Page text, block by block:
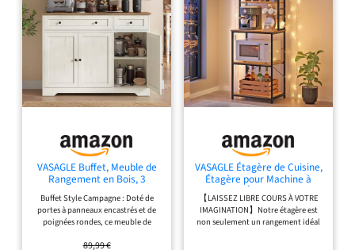
VASAGLE Buffet, Meuble de
Rangement en Bois, 3
Portes et 2 Tiroirs, 106.8 x
40 x 80 cm, Blanc Nuage,
Bahut pour Salon, Salle à
Manger et Entrée, Collection
Siren LSC531WJ01
Buffet Style Campagne : Doté de
portes à panneaux encastrés et de
poignées rondes, ce meuble de
rustique élégante à votre intérieur
89,99 €
VASAGLE Étagère de Cuisine,
Étagère pour Machine à
Café, 6 Étagères et 6
Crochets, pour Four à Micro-
Ondes, Cadre en Acier, Style
Industriel, 40 x 60 x 167 cm,
【LAISSEZ LIBRE COURS À VOTRE
IMAGINATION】Notre étagère est
non seulement un rangement idéal